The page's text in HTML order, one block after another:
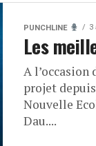
PUNCHLINE 3
Les
A l’occasion
projet
Nouvelle
Dau....